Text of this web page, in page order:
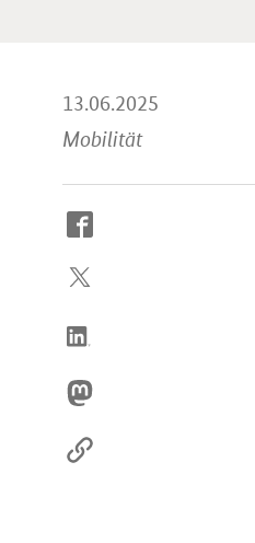
13.06.2025
Mobilität
So
Sie
Internet